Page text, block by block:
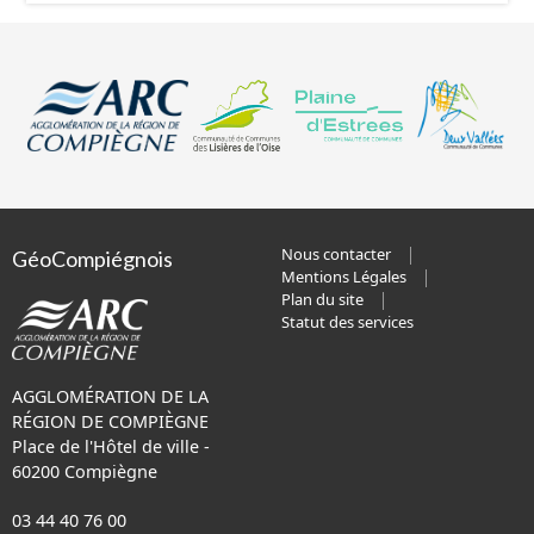
différents itinéraires possibles empruntés par une ligne
selon les horaires de la journée. Les données en
téléchargement comprennent l'ensemble des données
GéoCompiégnois
AGGLOMÉRATION DE LA
RÉGION DE COMPIÈGNE
Place de l'Hôtel de ville -
60200 Compiègne
03 44 40 76 00
Nous contacter
Mentions Légales
Plan du site
Statut des services